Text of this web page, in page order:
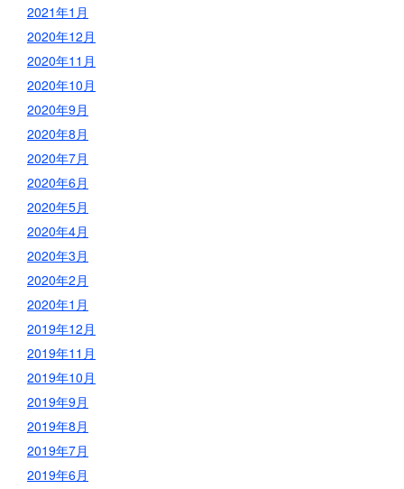
2021年1月
2020年12月
2020年11月
2020年10月
2020年9月
2020年8月
2020年7月
2020年6月
2020年5月
2020年4月
2020年3月
2020年2月
2020年1月
2019年12月
2019年11月
2019年10月
2019年9月
2019年8月
2019年7月
2019年6月